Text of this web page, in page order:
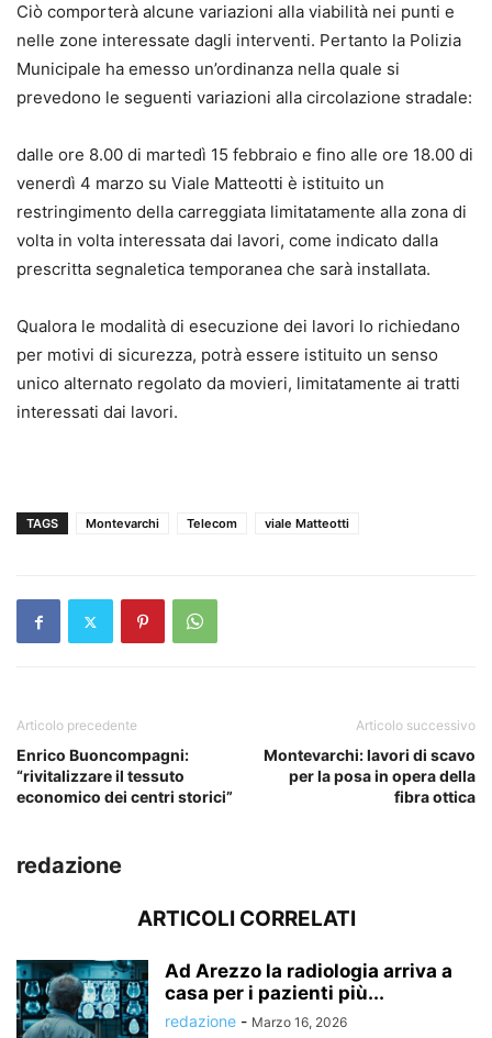
Ciò comporterà alcune variazioni alla viabilità nei punti e
nelle zone interessate dagli interventi. Pertanto la Polizia
Municipale ha emesso un’ordinanza nella quale si
prevedono le seguenti variazioni alla circolazione stradale:
dalle ore 8.00 di martedì 15 febbraio e fino alle ore 18.00 di
venerdì 4 marzo su Viale Matteotti è istituito un
restringimento della carreggiata limitatamente alla zona di
volta in volta interessata dai lavori, come indicato dalla
prescritta segnaletica temporanea che sarà installata.
Qualora le modalità di esecuzione dei lavori lo richiedano
per motivi di sicurezza, potrà essere istituito un senso
unico alternato regolato da movieri, limitatamente ai tratti
interessati dai lavori.
TAGS Montevarchi Telecom viale Matteotti
Articolo precedente
Enrico Buoncompagni:
“rivitalizzare il tessuto
economico dei centri storici”
Articolo successivo
Montevarchi: lavori di scavo
per la posa in opera della
fibra ottica
redazione
ARTICOLI CORRELATI
Ad Arezzo la radiologia arriva a
casa per i pazienti più...
redazione - Marzo 16, 2026